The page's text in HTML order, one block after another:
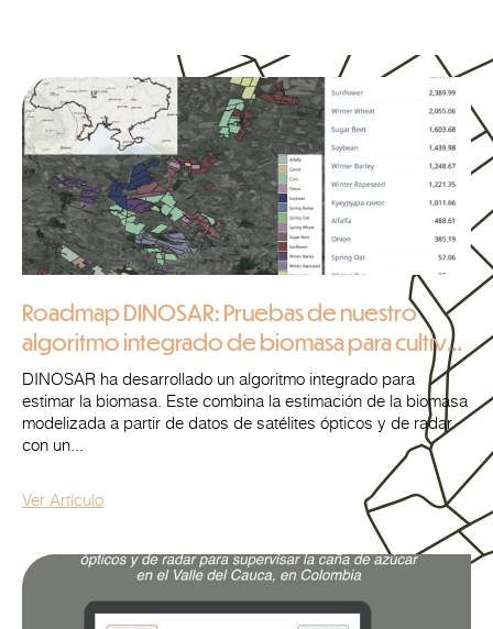
Roadmap DINOSAR: Pruebas de nuestro
algoritmo integrado de biomasa para cultivos
clave en el centro de Ucrania
DINOSAR ha desarrollado un algoritmo integrado para
estimar la biomasa. Este combina la estimación de la biomasa
modelizada a partir de datos de satélites ópticos y de radar
con un...
Ver Artículo